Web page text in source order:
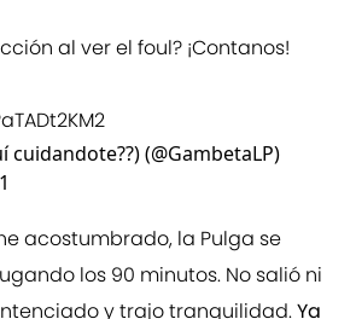
al ver el foul? ¡Contanos!
(@GambetaLP)
acostumbrado, la Pulga se
los 90 minutos. No salió ni
y trajo tranquilidad.Ya